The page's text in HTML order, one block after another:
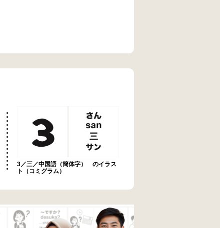
3／三／中国語（簡体字） のイラス
ト（コミグラム）